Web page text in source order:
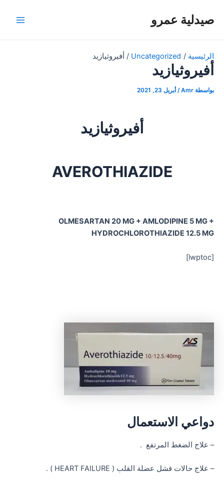
صيدلية عمرو
الرئيسية Uncategorized أفيروثيازيد
أفيروثيازيد
بواسطة Amr
/ أبريل 23, 2021
أفيروثيازيد
AVEROTHIAZIDE
OLMESARTAN 20 MG + AMLODIPINE 5 MG +
HYDROCHLOROTHIAZIDE 12.5 MG
[lwptoc]
دواعي الاستعمال
– علاج الضغط المرتفع .
– علاج حالات فشل عضلة القلب ( HEART FAILURE ) .